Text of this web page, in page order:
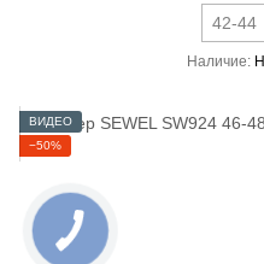
42-44
Наличие
ВИДЕО
−50%